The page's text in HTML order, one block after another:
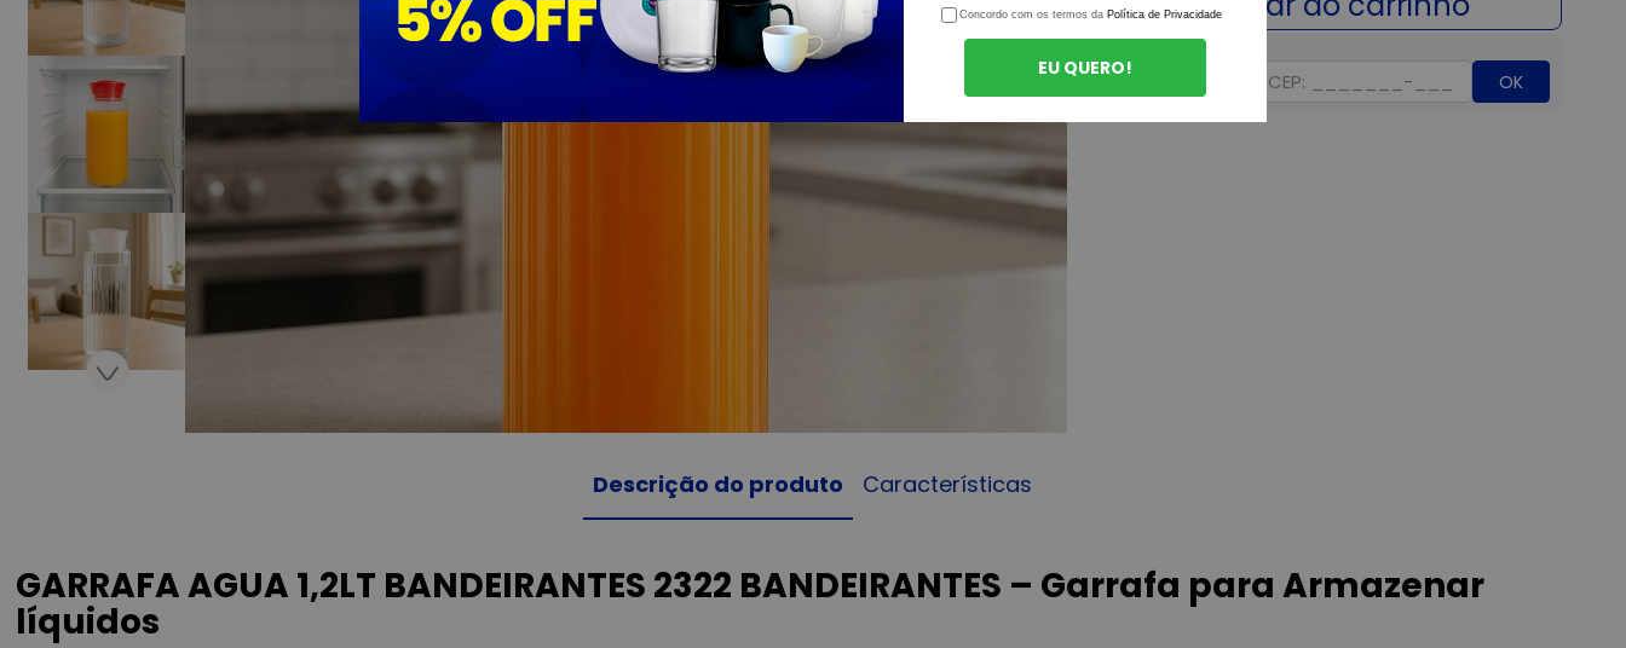
OK
Descrição do produto Características
GARRAFA AGUA 1,2LT BANDEIRANTES 2322 BANDEIRANTES – Garrafa para Armazenar
líquidos
Concordo com os termos da Política de Privacidade
EU QUERO!